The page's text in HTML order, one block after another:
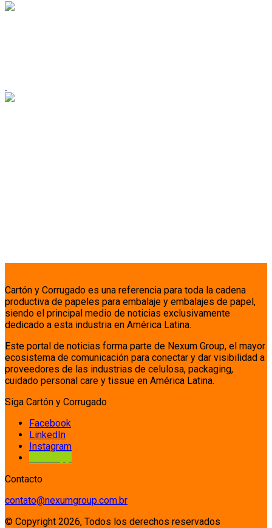
Cartón y Corrugado es una referencia para toda la cadena
productiva de papeles para embalaje y embalajes de papel,
siendo el principal medio de noticias exclusivamente
dedicado a esta industria en América Latina.
Este portal de noticias forma parte de Nexum Group, el mayor
ecosistema de comunicación para conectar y dar visibilidad a
proveedores de las industrias de celulosa, packaging,
cuidado personal care y tissue en América Latina.
Siga Cartón y Corrugado
Facebook
LinkedIn
Instagram
Contacto
contato@nexumgroup.com.br
© Copyright 2026, Todos los derechos reservados